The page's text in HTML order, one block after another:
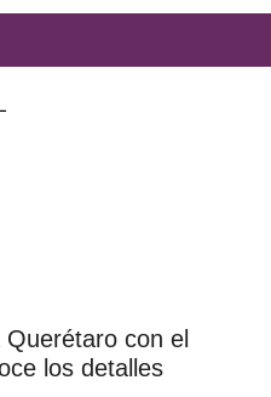
con el
los detalles